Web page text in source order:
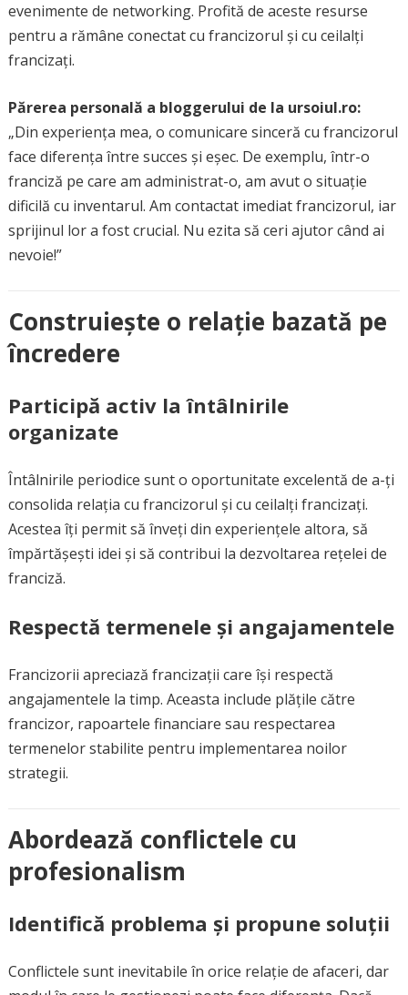
evenimente de networking. Profită de aceste resurse
pentru a rămâne conectat cu francizorul și cu ceilalți
francizați.
Părerea personală a bloggerului de la ursoiul.ro:
„Din experiența mea, o comunicare sinceră cu francizorul
face diferența între succes și eșec. De exemplu, într-o
franciză pe care am administrat-o, am avut o situație
dificilă cu inventarul. Am contactat imediat francizorul, iar
sprijinul lor a fost crucial. Nu ezita să ceri ajutor când ai
nevoie!”
Construiește o relație bazată pe
încredere
Participă activ la întâlnirile
organizate
Întâlnirile periodice sunt o oportunitate excelentă de a-ți
consolida relația cu francizorul și cu ceilalți francizați.
Acestea îți permit să înveți din experiențele altora, să
împărtășești idei și să contribui la dezvoltarea rețelei de
franciză.
Respectă termenele și angajamentele
Francizorii apreciază francizații care își respectă
angajamentele la timp. Aceasta include plățile către
francizor, rapoartele financiare sau respectarea
termenelor stabilite pentru implementarea noilor
strategii.
Abordează conflictele cu
profesionalism
Identifică problema și propune soluții
Conflictele sunt inevitabile în orice relație de afaceri, dar